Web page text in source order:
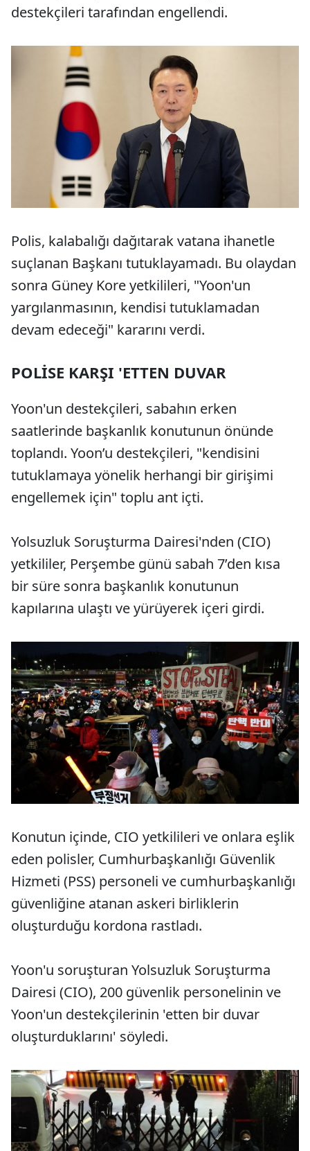
destekçileri tarafından engellendi.
Polis, kalabalığı dağıtarak vatana ihanetle
suçlanan Başkanı tutuklayamadı. Bu olaydan
sonra Güney Kore yetkilileri, "Yoon'un
yargılanmasının, kendisi tutuklamadan
devam edeceği" kararını verdi.
POLİSE KARŞI 'ETTEN DUVAR
Yoon'un destekçileri, sabahın erken
saatlerinde başkanlık konutunun önünde
toplandı. Yoon’u destekçileri, "kendisini
tutuklamaya yönelik herhangi bir girişimi
engellemek için" toplu ant içti.
Yolsuzluk Soruşturma Dairesi'nden (CIO)
yetkililer, Perşembe günü sabah 7’den kısa
bir süre sonra başkanlık konutunun
kapılarına ulaştı ve yürüyerek içeri girdi.
Konutun içinde, CIO yetkilileri ve onlara eşlik
eden polisler, Cumhurbaşkanlığı Güvenlik
Hizmeti (PSS) personeli ve cumhurbaşkanlığı
güvenliğine atanan askeri birliklerin
oluşturduğu kordona rastladı.
Yoon'u soruşturan Yolsuzluk Soruşturma
Dairesi (CIO), 200 güvenlik personelinin ve
Yoon'un destekçilerinin 'etten bir duvar
oluşturduklarını' söyledi.